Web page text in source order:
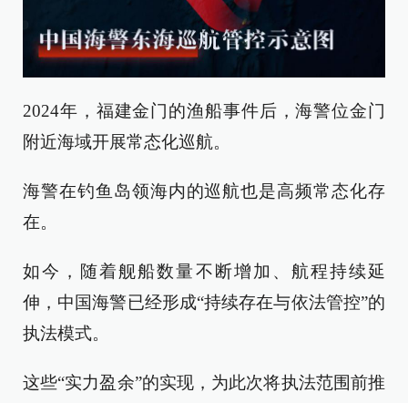
2024年，福建金门的渔船事件后，海警位金门
附近海域开展常态化巡航。
海警在钓鱼岛领海内的巡航也是高频常态化存
在。
如今，随着舰船数量不断增加、航程持续延
伸，中国海警已经形成“持续存在与依法管控”的
执法模式。
这些“实力盈余”的实现，为此次将执法范围前推